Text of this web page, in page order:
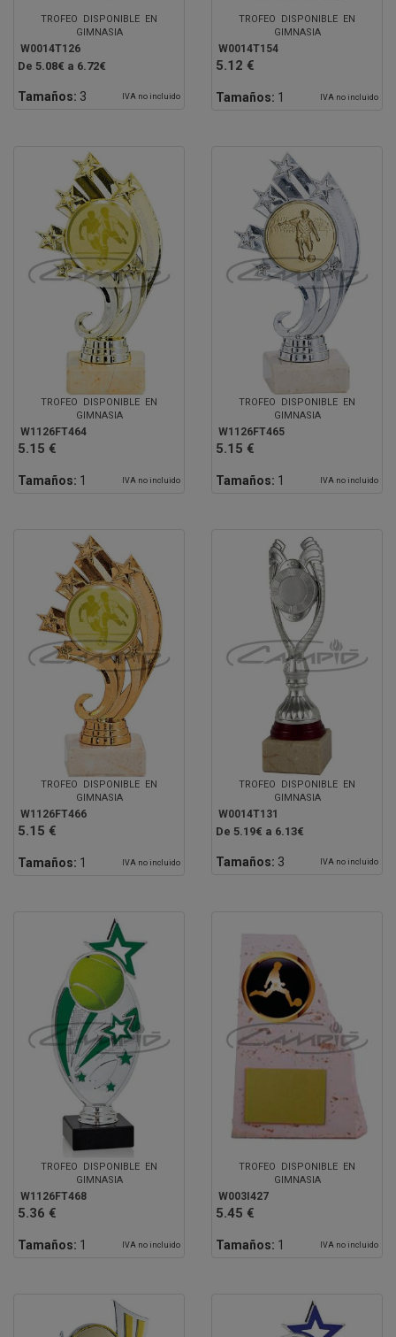
TROFEO DISPONIBLE EN
GIMNASIA
W0014T126
De 5.08€ a 6.72€
Tamaños: 3 IVA no incluido
TROFEO DISPONIBLE EN
GIMNASIA
W0014T154
5.12 €
Tamaños: 1 IVA no incluido
TROFEO DISPONIBLE EN
GIMNASIA
W1126FT464
5.15 €
Tamaños: 1 IVA no incluido
TROFEO DISPONIBLE EN
GIMNASIA
W1126FT465
5.15 €
Tamaños: 1 IVA no incluido
TROFEO DISPONIBLE EN
GIMNASIA
W1126FT466
5.15 €
Tamaños: 1 IVA no incluido
TROFEO DISPONIBLE EN
GIMNASIA
W0014T131
De 5.19€ a 6.13€
Tamaños: 3 IVA no incluido
TROFEO DISPONIBLE EN
GIMNASIA
W1126FT468
5.36 €
Tamaños: 1 IVA no incluido
TROFEO DISPONIBLE EN
GIMNASIA
W003I427
5.45 €
Tamaños: 1 IVA no incluido